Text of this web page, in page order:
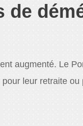
augmenté. Le
leur retraite